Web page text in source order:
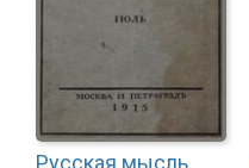
Русская мысль.